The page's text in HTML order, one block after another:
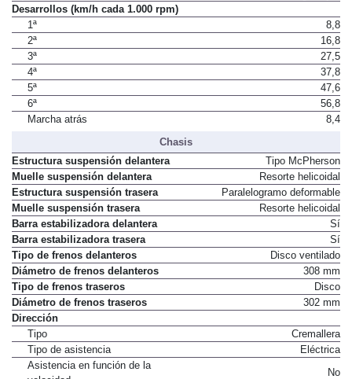
Desarrollos (km/h cada 1.000 rpm)
1ª
8,8
2ª
16,8
3ª
27,5
4ª
37,8
5ª
47,6
6ª
56,8
Marcha atrás
8,4
Chasis
Estructura suspensión delantera
Tipo McPherson
Muelle suspensión delantera
Resorte helicoidal
Estructura suspensión trasera
Paralelogramo deformable
Muelle suspensión trasera
Resorte helicoidal
Barra estabilizadora delantera
Sí
Barra estabilizadora trasera
Sí
Tipo de frenos delanteros
Disco ventilado
Diámetro de frenos delanteros
308 mm
Tipo de frenos traseros
Disco
Diámetro de frenos traseros
302 mm
Dirección
Tipo
Cremallera
Tipo de asistencia
Eléctrica
Asistencia en función de la
No